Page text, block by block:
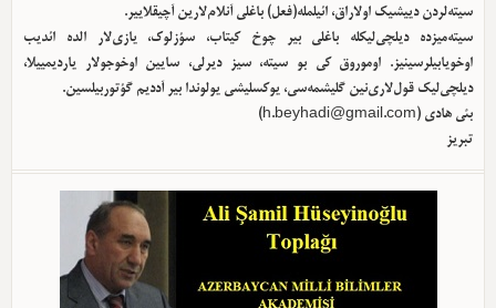
سیته‌لردن دییشیک اولا‌راق، ائیلمله(فعل) باغلی آنلام‌لارین آچیقلاییر.
سیته‌میزده دیلچی‌لیکله باغلی بیر چوخ کیتاب، سؤزلوک، یازی‌لار الده ائدیب
اوخویابیلرسینیز. اوموروق کی بو سیته، سیز دیرلی، سایین اوخوجولار یاردیمییلا،
دیلچی‌لیک قول‌لاری‌نین گلیشمه‌سی، یوکسلیشی یولوندا بیر آددیم گؤتوربیلسین.
بئی هادی (h.beyhadi@gmail.com
)
تبریز